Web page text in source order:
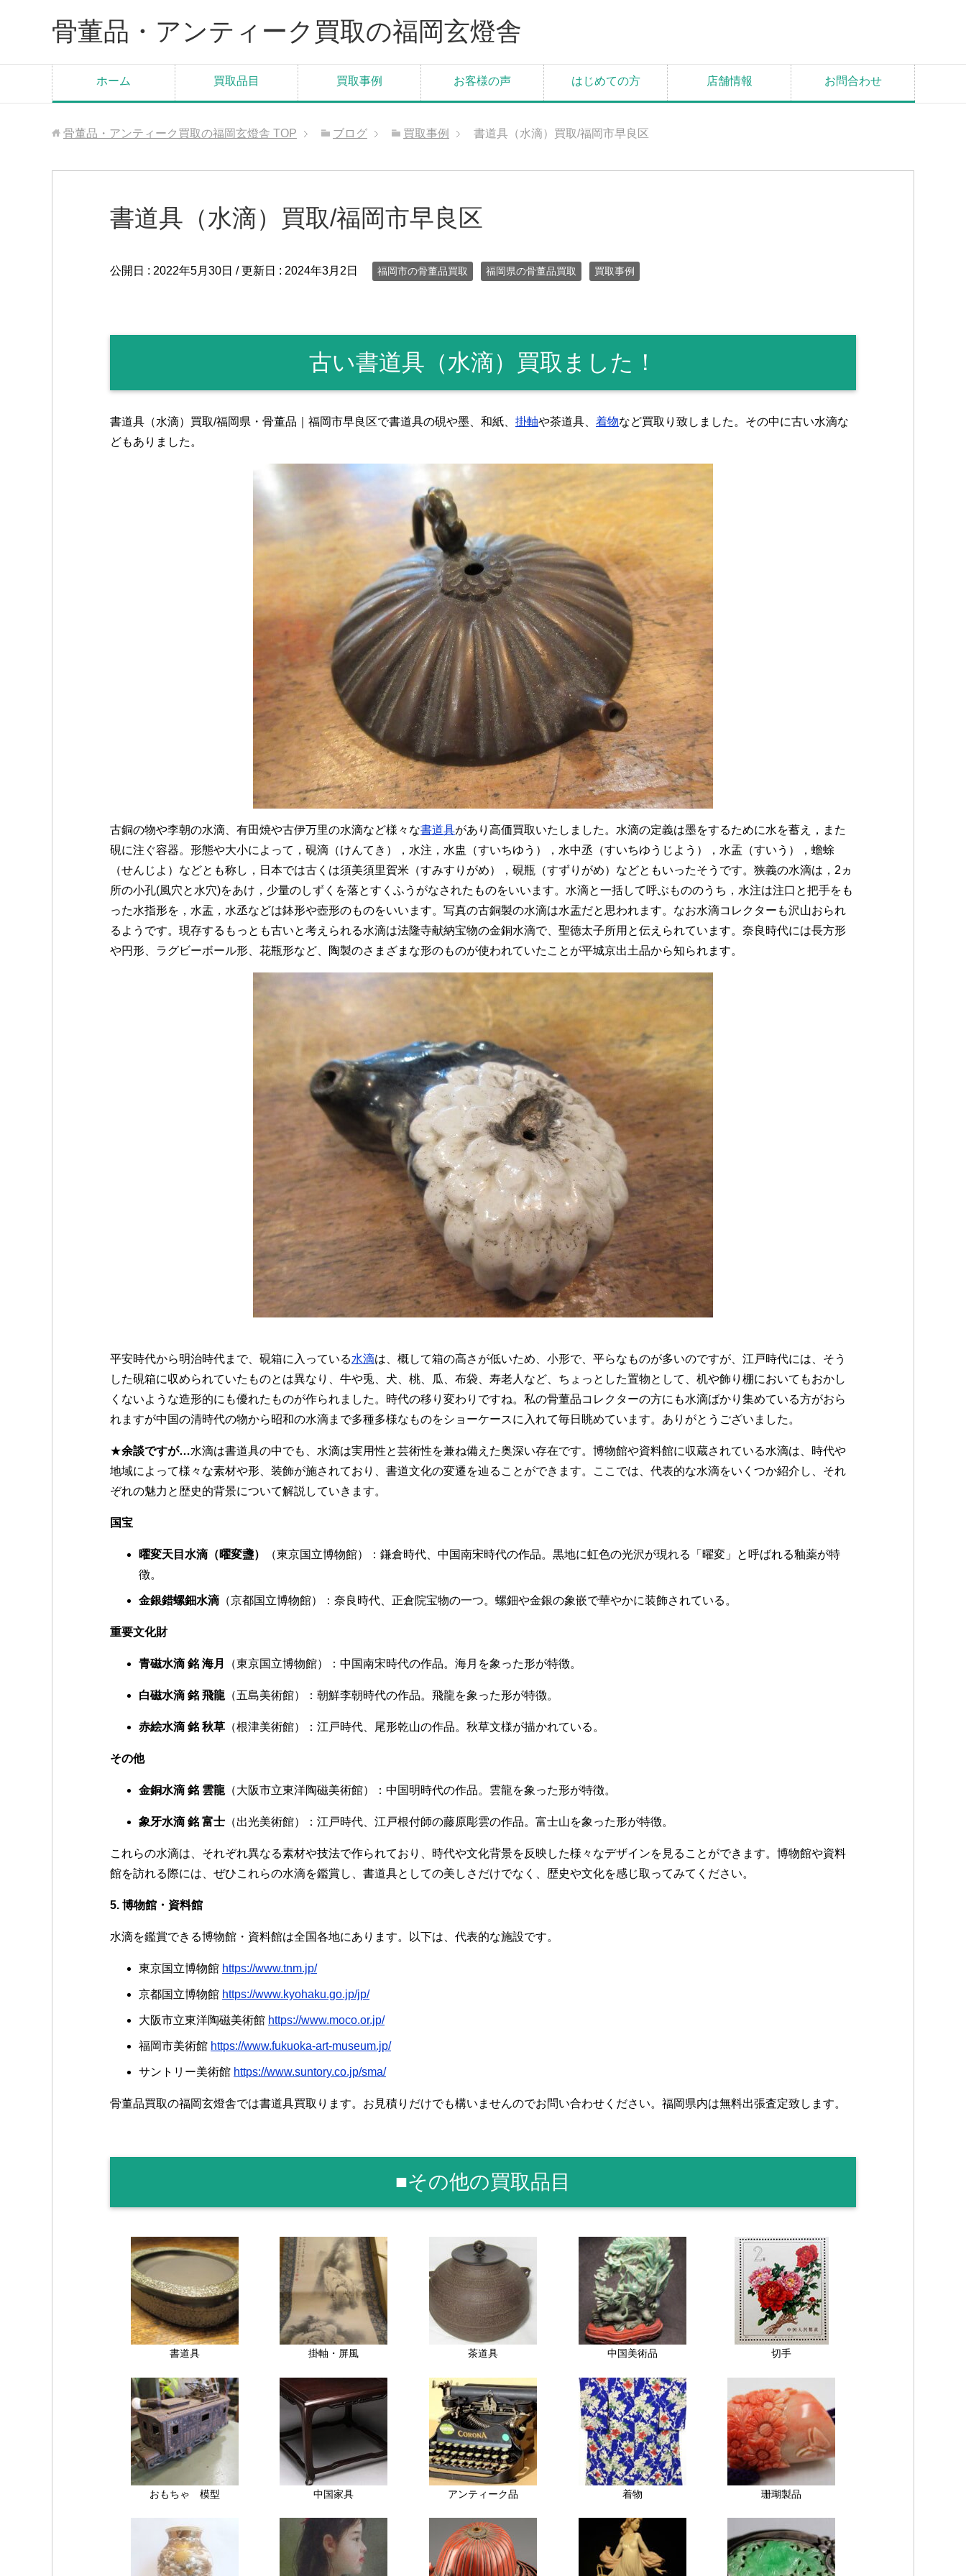
骨董品・アンティーク買取の福岡玄燈舎
ホーム 買取品目 買取事例 お客様の声 はじめての方 店舗情報 お問合わせ
骨董品・アンティーク買取の福岡玄燈舎 TOP ブログ 買取事例 書道具（水滴）買取/福岡市早良区
書道具（水滴）買取/福岡市早良区
公開日 : 2022年5月30日 / 更新日 : 2024年3月2日 福岡市の骨董品買取 福岡県の骨董品買取 買取事例
古い書道具（水滴）買取ました！
書道具（水滴）買取/福岡県・骨董品｜福岡市早良区で書道具の硯や墨、和紙、 掛軸や茶道具、 着物など買取り致しました。その中に古い水滴な
どもありました。
古銅の物や李朝の水滴、有田焼や古伊万里の水滴など様々な書道具があり高価買取いたしました。水滴の定義は墨をするために水を蓄え，また
硯に注ぐ容器。形態や大小によって，硯滴（けんてき），水注，水盅（すいちゆう），水中丞（すいちゆうじよう），水盂（すいう），蟾蜍
（せんじよ）などとも称し，日本では古くは須美須里賀米（すみすりがめ），硯瓶（すずりがめ）などともいったそうです。狭義の水滴は，2ヵ
所の小孔(風穴と水穴)をあけ，少量のしずくを落とすくふうがなされたものをいいます。水滴と一括して呼ぶもののうち，水注は注口と把手をも
った水指形を，水盂，水丞などは鉢形や壺形のものをいいます。写真の古銅製の水滴は水盂だと思われます。なお水滴コレクターも沢山おられ
るようです。現存するもっとも古いと考えられる水滴は法隆寺献納宝物の金銅水滴で、聖徳太子所用と伝えられています。奈良時代には長方形
や円形、ラグビーボール形、花瓶形など、陶製のさまざまな形のものが使われていたことが平城京出土品から知られます。
平安時代から明治時代まで、硯箱に入っている水滴は、概して箱の高さが低いため、小形で、平らなものが多いのですが、江戸時代には、そう
した硯箱に収められていたものとは異なり、牛や兎、犬、桃、瓜、布袋、寿老人など、ちょっとした置物として、机や飾り棚においてもおかし
くないような造形的にも優れたものが作られました。時代の移り変わりですね。私の骨董品コレクターの方にも水滴ばかり集めている方がおら
れますが中国の清時代の物から昭和の水滴まで多種多様なものをショーケースに入れて毎日眺めています。ありがとうございました。
★余談ですが…水滴は書道具の中でも、水滴は実用性と芸術性を兼ね備えた奥深い存在です。博物館や資料館に収蔵されている水滴は、時代や
地域によって様々な素材や形、装飾が施されており、書道文化の変遷を辿ることができます。ここでは、代表的な水滴をいくつか紹介し、それ
ぞれの魅力と歴史的背景について解説していきます。
国宝
曜変天目水滴（曜変盞）
（東京国立博物館）：鎌倉時代、中国南宋時代の作品。黒地に虹色の光沢が現れる「曜変」と呼ばれる釉薬が特
徴。
金銀錯螺鈿水滴 （京都国立博物館）：奈良時代、正倉院宝物の一つ。螺鈿や金銀の象嵌で華やかに装飾されている。
重要文化財
青磁水滴 銘 海月 （東京国立博物館）：中国南宋時代の作品。海月を象った形が特徴。
白磁水滴 銘 飛龍 （五島美術館）：朝鮮李朝時代の作品。飛龍を象った形が特徴。
赤絵水滴 銘 秋草 （根津美術館）：江戸時代、尾形乾山の作品。秋草文様が描かれている。
その他
金銅水滴 銘 雲龍 （大阪市立東洋陶磁美術館）：中国明時代の作品。雲龍を象った形が特徴。
象牙水滴 銘 富士 （出光美術館）：江戸時代、江戸根付師の藤原彫雲の作品。富士山を象った形が特徴。
これらの水滴は、それぞれ異なる素材や技法で作られており、時代や文化背景を反映した様々なデザインを見ることができます。博物館や資料
館を訪れる際には、ぜひこれらの水滴を鑑賞し、書道具としての美しさだけでなく、歴史や文化を感じ取ってみてください。
5. 博物館・資料館
水滴を鑑賞できる博物館・資料館は全国各地にあります。以下は、代表的な施設です。
東京国立博物館 https://www.tnm.jp/
京都国立博物館 https://www.kyohaku.go.jp/jp/
大阪市立東洋陶磁美術館 https://www.moco.or.jp/
福岡市美術館 https://www.fukuoka-art-museum.jp/
サントリー美術館 https://www.suntory.co.jp/sma/
骨董品買取の福岡玄燈舎では書道具買取ります。お見積りだけでも構いませんのでお問い合わせください。福岡県内は無料出張査定致します。
■その他の買取品目
書道具 掛軸・屏風 茶道具 中国美術品 切手
おもちゃ 模型 中国家具 アンティーク品 着物 珊瑚製品